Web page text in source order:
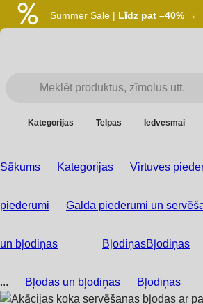
Summer Sale | Līdz pat –40% →
Kategorijas Telpas Iedvesmai
Sākums Kategorijas Virtuves
piederumi Galda piederumi un
un bļodiņas BļodiņasBļodiņas
... Bļodas un bļodiņas Bļodiņas